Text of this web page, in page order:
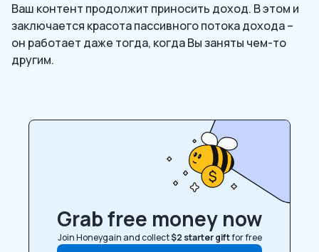
Ваш контент продолжит приносить доход. В этом и
заключается красота пассивного потока дохода –
он работает даже тогда, когда Вы заняты чем-то
другим.
Grab free money now
Join Honeygain and collect$2 starter giftfor free